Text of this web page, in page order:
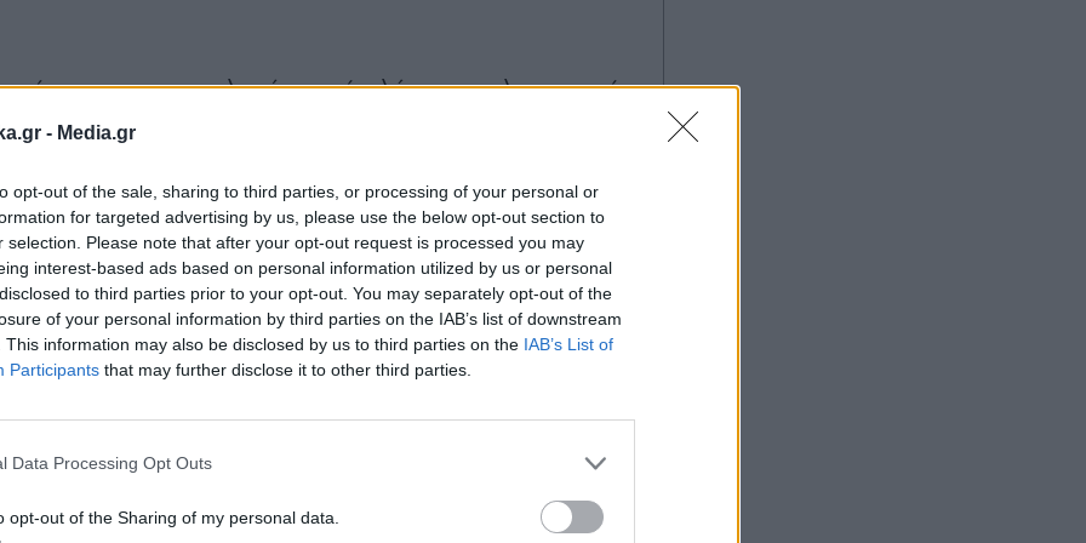
- Media.gr
opt-out of the sale, sharing to third parties, or processing of your personal or
for targeted advertising by us, please use the below opt-out section to
selection. Please note that after your opt-out request is processed you may
interest-based ads based on personal information utilized by us or personal
to third parties prior to your opt-out. You may separately opt-out of the
of your personal information by third parties on the IAB’s list of downstream
This information may also be disclosed by us to third parties on the IAB’s List of
Participants that may further disclose it to other third parties.
Data Processing Opt Outs
opt-out of the Sharing of my personal data.
τους καταναλωτές, γιατί ο λόγος που λειτουργεί
Τετάρτη θα πραγματοποιήσουμε συνέντευξη
στοιχεία πολύ αναλυτικά. Για παράδειγμα, αν
σε ετήσια βάση, κερδίζει 1,5 μισθό.Μιλάμε για
του Αϊ-Βασίλη»
Βασίλη κι ένα καλάθι σούπερ μάρκετ και θα
εφόσον αυτό θέλει να συμμετάσχει, αλλά και σχετικός
είπε στην ΕΡΤ ο πρόεδρος του Συνδέσμου
Γιάννης Παπαδόπουλος.
newsletter